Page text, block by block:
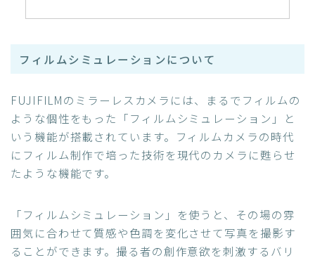
フィルムシミュレーションについて
FUJIFILMのミラーレスカメラには、まるでフィルムの
ような個性をもった「フィルムシミュレーション」と
いう機能が搭載されています。フィルムカメラの時代
にフィルム制作で培った技術を現代のカメラに甦らせ
たような機能です。
「フィルムシミュレーション」を使うと、その場の雰
囲気に合わせて質感や色調を変化させて写真を撮影す
ることができます。撮る者の創作意欲を刺激するバリ